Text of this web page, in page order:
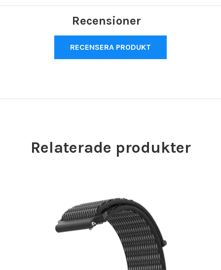
Recensioner
RECENSERA PRODUKT
Relaterade produkter